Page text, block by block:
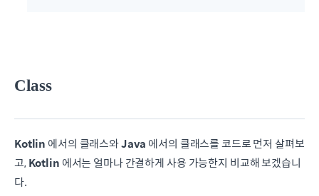
Class
Kotlin 에서의 클래스와Java 에서의 클래스를 코드로 먼저 살펴보
고,Kotlin 에서는 얼마나 간결하게 사용 가능한지 비교해 보겠습니
다.